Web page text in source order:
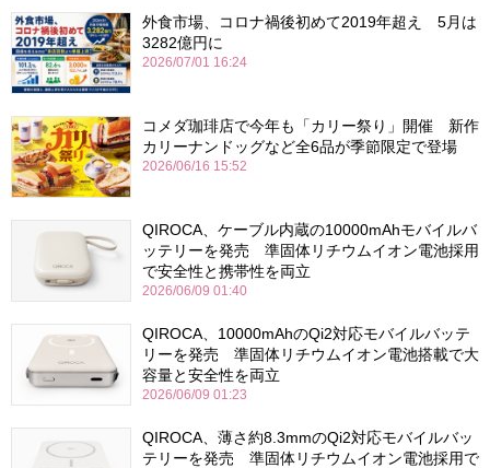
外食市場、コロナ禍後初めて2019年超え 5月は
3282億円に
2026/07/01 16:24
コメダ珈琲店で今年も「カリー祭り」開催 新作
カリーナンドッグなど全6品が季節限定で登場
2026/06/16 15:52
QIROCA、ケーブル内蔵の10000mAhモバイルバ
ッテリーを発売 準固体リチウムイオン電池採用
で安全性と携帯性を両立
2026/06/09 01:40
QIROCA、10000mAhのQi2対応モバイルバッテ
リーを発売 準固体リチウムイオン電池搭載で大
容量と安全性を両立
2026/06/09 01:23
QIROCA、薄さ約8.3mmのQi2対応モバイルバッ
テリーを発売 準固体リチウムイオン電池採用で